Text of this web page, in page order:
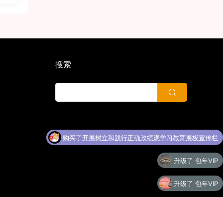
搜索
购买了开展树立和践行正确政绩观学习教育展板宣传栏
升级了 包年VIP
升级了 包年VIP